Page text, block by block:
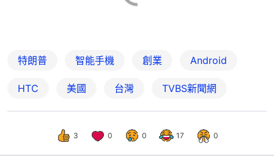
特朗普 智能手機 創業 Android
HTC 美國 台灣 TVBS新聞網
3 0 0 17 0